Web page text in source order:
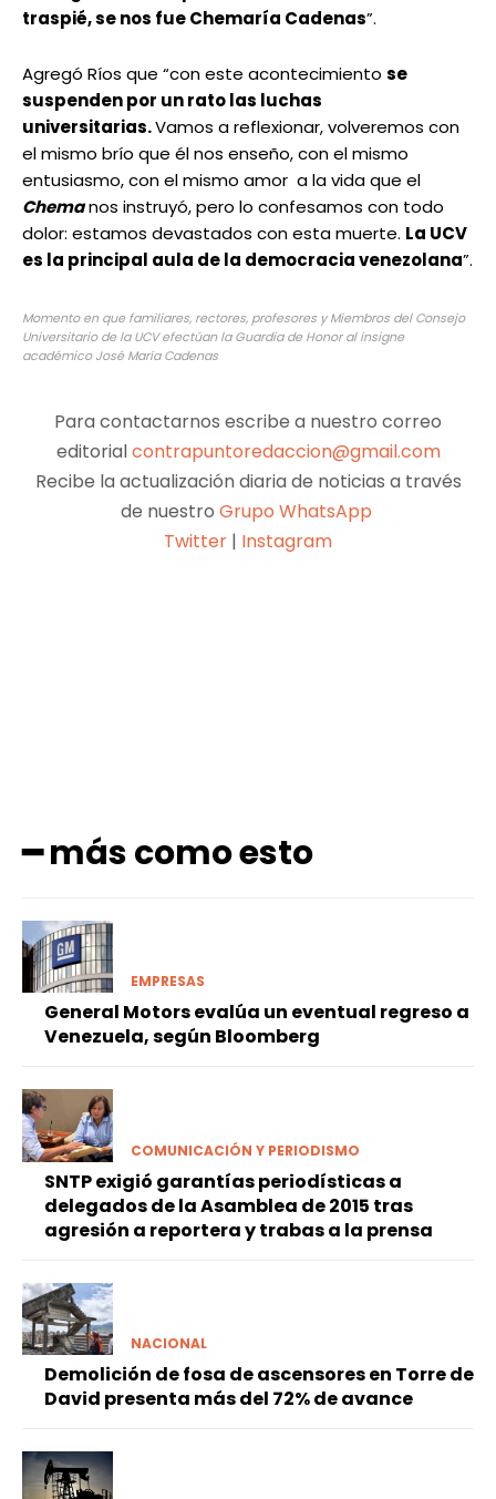
traspié, se nos fue Chemaría Cadenas”.
Agregó Ríos que “con este acontecimiento se
suspenden por un rato las luchas
universitarias.Vamos a reflexionar, volveremos con
el mismo brío que él nos enseño, con el mismo
entusiasmo, con el mismo amor a la vida que el
Chemanos instruyó, pero lo confesamos con todo
dolor: estamos devastados con esta muerte. La UCV
es la principal aula de la democracia venezolana”.
Momento en que familiares, rectores, profesores y Miembros del Consejo
Universitario de la UCV efectúan la Guardia de Honor al insigne
académico José María Cadenas
Para contactarnos escribe a nuestro correo
editorialcontrapuntoredaccion@gmail.com
Recibe la actualización diaria de noticias a través
de nuestro Grupo WhatsApp
Twitter | Instagram
━ más como esto
EMPRESAS
General Motors evalúa un eventual regreso a
Venezuela, según Bloomberg
COMUNICACIÓN Y PERIODISMO
SNTP exigió garantías periodísticas a
delegados de la Asamblea de 2015 tras
agresión a reportera y trabas a la prensa
NACIONAL
Demolición de fosa de ascensores en Torre de
David presenta más del 72% de avance